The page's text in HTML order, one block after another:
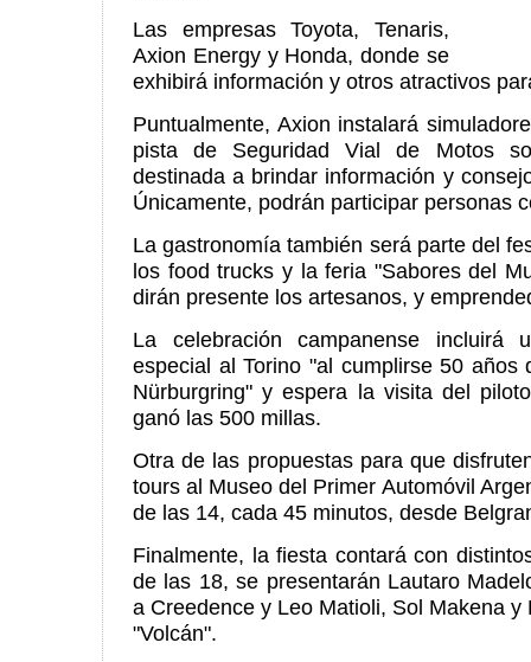
Las empresas Toyota, Tenaris,
Axion Energy y Honda, donde se
exhibirá información y otros atractivos
Puntualmente, Axion instalará
pista de Seguridad Vial de Motos
destinada a brindar información y
Únicamente, podrán participar personas
La gastronomía también será parte del
los food trucks y la feria "Sabores del
dirán presente los artesanos, y
La celebración campanense incluirá
especial al Torino "al cumplirse 50 años
Nürburgring" y espera la visita del
ganó las 500 millas.
Otra de las propuestas para que
tours al Museo del Primer Automóvil
de las 14, cada 45 minutos, desde
Finalmente, la fiesta contará con
de las 18, se presentarán Lautaro
a Creedence y Leo Matioli, Sol Makena
"Volcán".